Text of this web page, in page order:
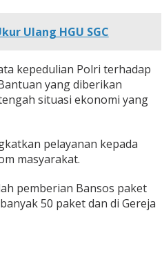
Ulang HGU SGC
kepedulian Polri terhadap
yang diberikan
situasi ekonomi yang
pelayanan kepada
masyarakat.
pemberian Bansos paket
50 paket dan di Gereja